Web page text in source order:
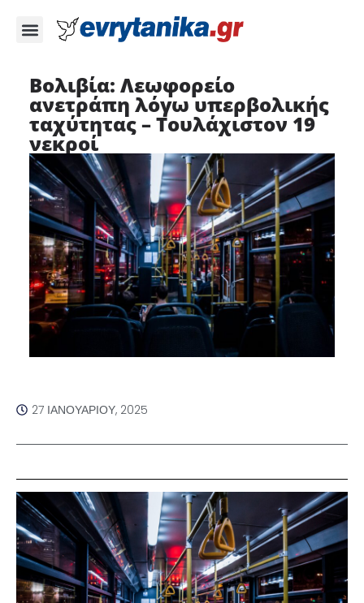
Βολιβία: Λεωφορείο
ανετράπη λόγω υπερβολικής
ταχύτητας – Τουλάχιστον 19
νεκροί
27 ΙΑΝΟΥΑΡΊΟΥ, 2025